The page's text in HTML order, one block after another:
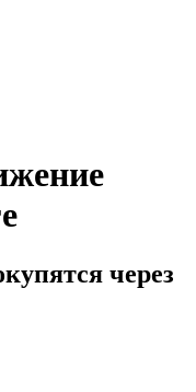
через